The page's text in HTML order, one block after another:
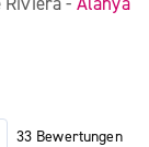
33 Bewertungen